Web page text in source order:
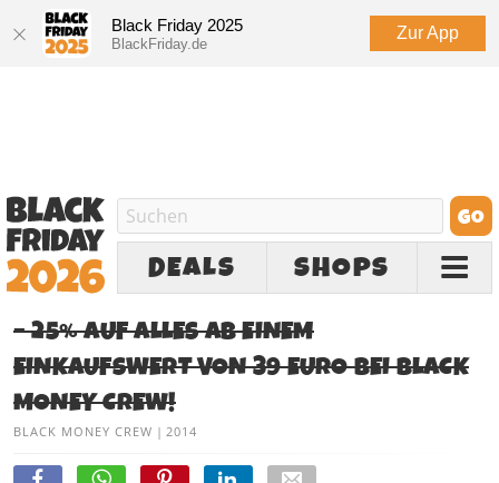
Black Friday 2025
BlackFriday.de
Zur App
DEALS SHOPS
– 25% AUF ALLES AB EINEM
EINKAUFSWERT VON 39 EURO BEI BLACK
MONEY CREW!
BLACK MONEY CREW | 2014